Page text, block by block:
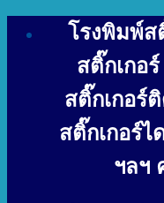
โรงพิมพ์ส
สติ๊กเกอ
สติ๊กเกอร์
สติ๊กเกอร์
ฯลฯ